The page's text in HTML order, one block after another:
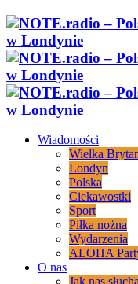
Wiadomości
Wielka
Londyn
Polska
Ciekawostki
Sport
Piłka nożna
Wydarzenia
ALOHA
O nas